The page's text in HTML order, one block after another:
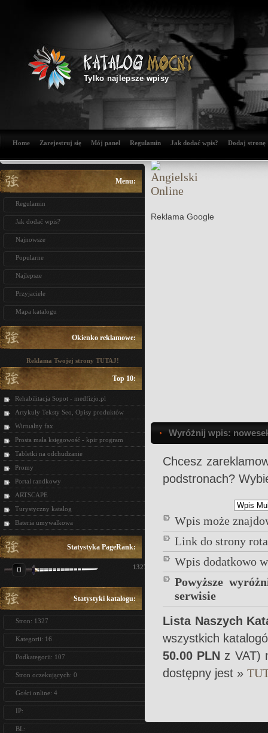
Tylko najlepsze wpisy
Home Zarejestruj się Mój panel Regulamin Jak dodać wpis? Dodaj stronę
Menu:
Regulamin
Jak dodać wpis?
Najnowsze
Popularne
Najlepsze
Przyjaciele
Mapa katalogu
Okienko reklamowe:
Reklama Twojej strony TUTAJ!
Top 10:
Rehabilitacja Sopot - medfizjo.pl
Artykuły Teksty Seo, Opisy produktów
Wirtualny fax
Prosta mała księgowość - kpir program
Tabletki na odchudzanie
Promy
Portal randkowy
ARTSCAPE
Turystyczny katalog
Bateria umywalkowa
Statystyka PageRank:
1327
Statystyki katalogu:
Stron: 1327
Kategorii: 16
Podkategorii: 107
Stron oczekujących: 0
Gości online: 4
IP:
BL:
Reklama Google
Wyróżnij wpis:
Chcesz
podstronach?
Wpis może
Link do strony
Wpis dodatkowo
Powyższe
serwisie
Lista Naszych
wszystkich
50.00 PLN z VAT)
dostępny jest »